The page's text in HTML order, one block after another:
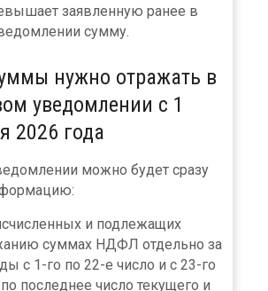
заявленную ранее в
сумму.
нужно отражать в
уведомлении с 1
2026 года
можно будет сразу
и подлежащих
суммах НДФЛ отдельно за
с 1-го по 22-е число и с 23-го
последнее число текущего и